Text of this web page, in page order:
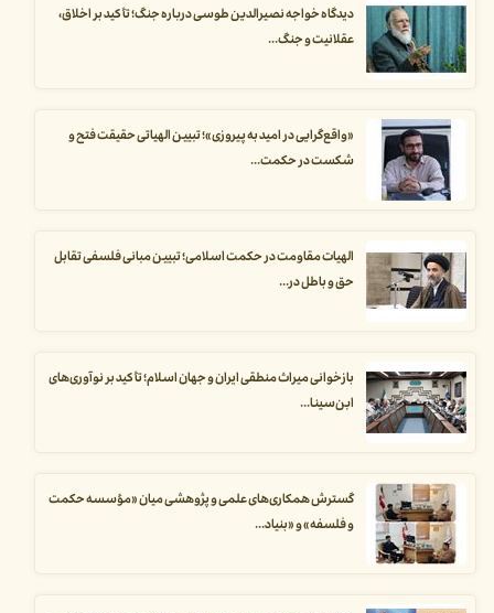
دیدگاه خواجه نصیرالدین طوسی درباره جنگ؛ تأکید بر اخلاق،
عقلانیت و جنگ...
«واقع‌گرایی در امید به پیروزی»؛ تبیین الهیاتی حقیقت فتح و
شکست در حکمت...
الهیات مقاومت در حکمت اسلامی؛ تبیین مبانی فلسفی تقابل
حق و باطل در...
بازخوانی میراث منطقی ایران و جهان اسلام؛ تأکید بر نوآوری‌های
ابن‌سینا...
گسترش همکاری‌های علمی و پژوهشی میان «مؤسسه حکمت
و فلسفه» و «بنیاد...